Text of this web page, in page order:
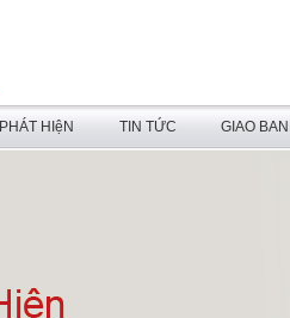
PHÁT HIệN TIN TỨC GIAO